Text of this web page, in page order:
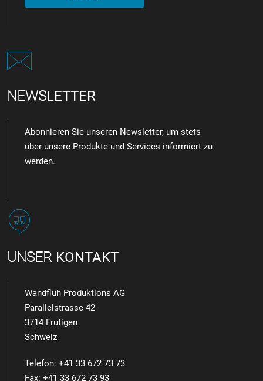
NEWSLETTER
Abonnieren Sie unseren Newsletter, um stets
über unsere Produkte und Services informiert zu
werden.
UNSER KONTAKT
Wandfluh Produktions AG
Parallelstrasse 42
3714 Frutigen
Schweiz
Telefon: +41 33 672 73 73
Fax: +41 33 672 73 93